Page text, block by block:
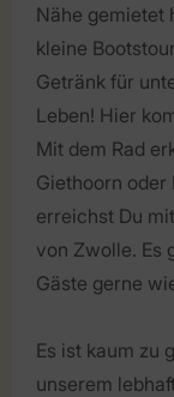
Nähe gemietet
kleine
Getränk für
Leben! Hier
Mit dem Rad
Giethoorn oder
erreichst Du
von Zwolle. Es
Gäste gerne
Es ist kaum zu
unserem